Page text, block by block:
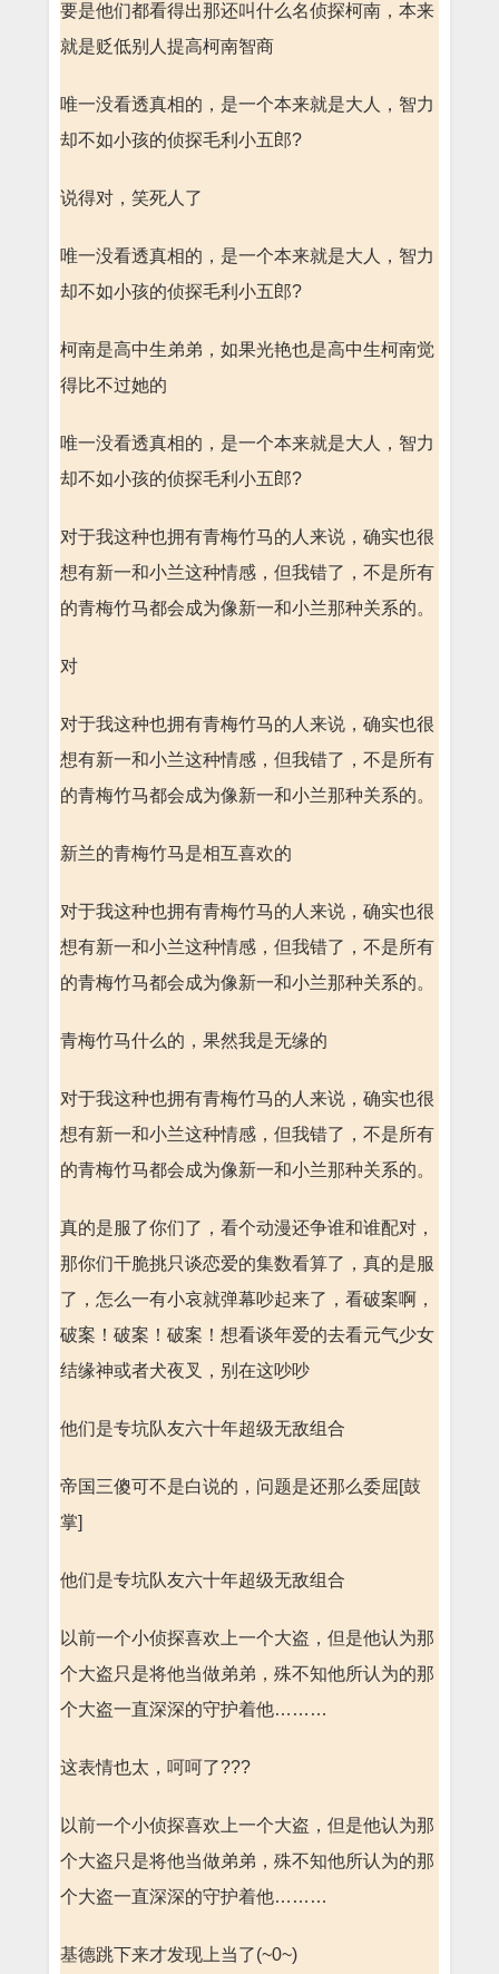
要是他们都看得出那还叫什么名侦探柯南，本来
就是贬低别人提高柯南智商
唯一没看透真相的，是一个本来就是大人，智力
却不如小孩的侦探毛利小五郎?
说得对，笑死人了
唯一没看透真相的，是一个本来就是大人，智力
却不如小孩的侦探毛利小五郎?
柯南是高中生弟弟，如果光艳也是高中生柯南觉
得比不过她的
唯一没看透真相的，是一个本来就是大人，智力
却不如小孩的侦探毛利小五郎?
对于我这种也拥有青梅竹马的人来说，确实也很
想有新一和小兰这种情感，但我错了，不是所有
的青梅竹马都会成为像新一和小兰那种关系的。
对
对于我这种也拥有青梅竹马的人来说，确实也很
想有新一和小兰这种情感，但我错了，不是所有
的青梅竹马都会成为像新一和小兰那种关系的。
新兰的青梅竹马是相互喜欢的
对于我这种也拥有青梅竹马的人来说，确实也很
想有新一和小兰这种情感，但我错了，不是所有
的青梅竹马都会成为像新一和小兰那种关系的。
青梅竹马什么的，果然我是无缘的
对于我这种也拥有青梅竹马的人来说，确实也很
想有新一和小兰这种情感，但我错了，不是所有
的青梅竹马都会成为像新一和小兰那种关系的。
真的是服了你们了，看个动漫还争谁和谁配对，
那你们干脆挑只谈恋爱的集数看算了，真的是服
了，怎么一有小哀就弹幕吵起来了，看破案啊，
破案！破案！破案！想看谈年爱的去看元气少女
结缘神或者犬夜叉，别在这吵吵
他们是专坑队友六十年超级无敌组合
帝国三傻可不是白说的，问题是还那么委屈[鼓
掌]
他们是专坑队友六十年超级无敌组合
以前一个小侦探喜欢上一个大盗，但是他认为那
个大盗只是将他当做弟弟，殊不知他所认为的那
个大盗一直深深的守护着他………
这表情也太，呵呵了???
以前一个小侦探喜欢上一个大盗，但是他认为那
个大盗只是将他当做弟弟，殊不知他所认为的那
个大盗一直深深的守护着他………
基德跳下来才发现上当了(~0~)